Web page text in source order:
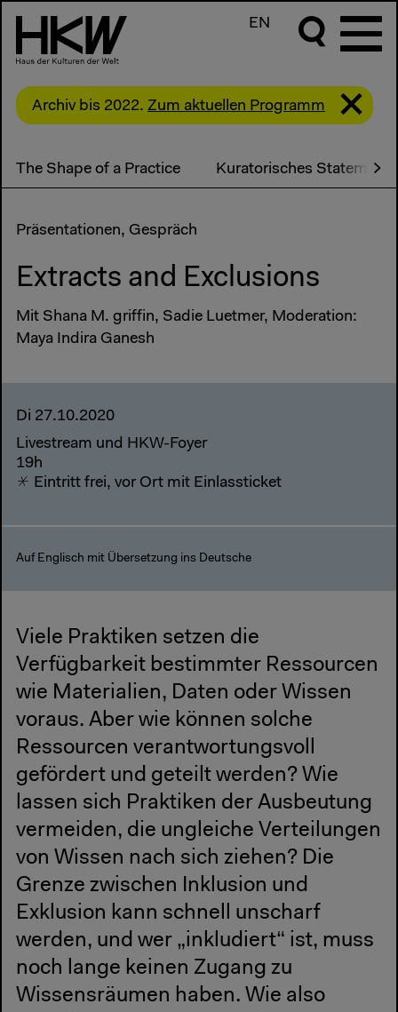
EN
Archiv bis 2022. Zum aktuellen Programm
The Shape of a Practice Kuratorisches Statement
Präsentationen, Gespräch
Extracts and Exclusions
Mit Shana M. griffin, Sadie Luetmer, Moderation:
Maya Indira Ganesh
Di 27.10.2020
Livestream und HKW-Foyer
19h
Eintritt frei, vor Ort mit Einlassticket
Auf Englisch mit Übersetzung ins Deutsche
Viele Praktiken setzen die
Verfügbarkeit bestimmter Ressourcen
wie Materialien, Daten oder Wissen
voraus. Aber wie können solche
Ressourcen verantwortungsvoll
gefördert und geteilt werden? Wie
lassen sich Praktiken der Ausbeutung
vermeiden, die ungleiche Verteilungen
von Wissen nach sich ziehen? Die
Grenze zwischen Inklusion und
Exklusion kann schnell unscharf
werden, und wer „inkludiert“ ist, muss
noch lange keinen Zugang zu
Wissensräumen haben. Wie also